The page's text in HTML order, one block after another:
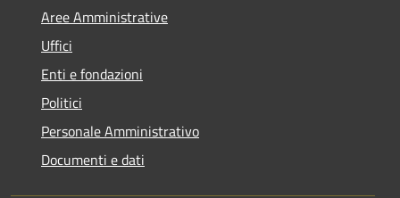
Aree Amministrative
Uffici
Enti e fondazioni
Politici
Personale Amministrativo
Documenti e dati